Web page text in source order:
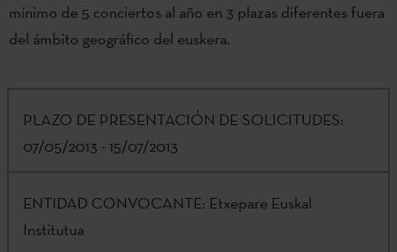
mínimo de 5 conciertos al año en 3 plazas diferentes fuera
del ámbito geográfico del euskera.
PLAZO DE PRESENTACIÓN DE SOLICITUDES:
07/05/2013 - 15/07/2013
ENTIDAD CONVOCANTE: Etxepare Euskal
Institutua